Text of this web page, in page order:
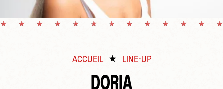
ACCUEIL LINE-UP
DORIA